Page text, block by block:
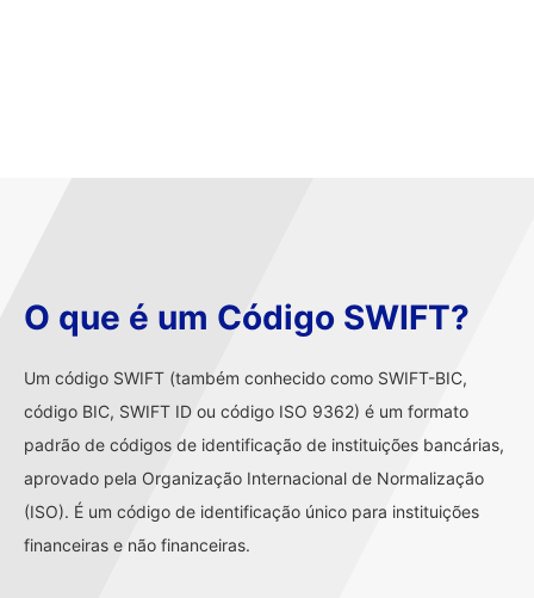
O que é um Código SWIFT?
Um código SWIFT (também conhecido como SWIFT-BIC,
código BIC, SWIFT ID ou código ISO 9362) é um formato
padrão de códigos de identificação de instituições bancárias,
aprovado pela Organização Internacional de Normalização
(ISO). É um código de identificação único para instituições
financeiras e não financeiras.